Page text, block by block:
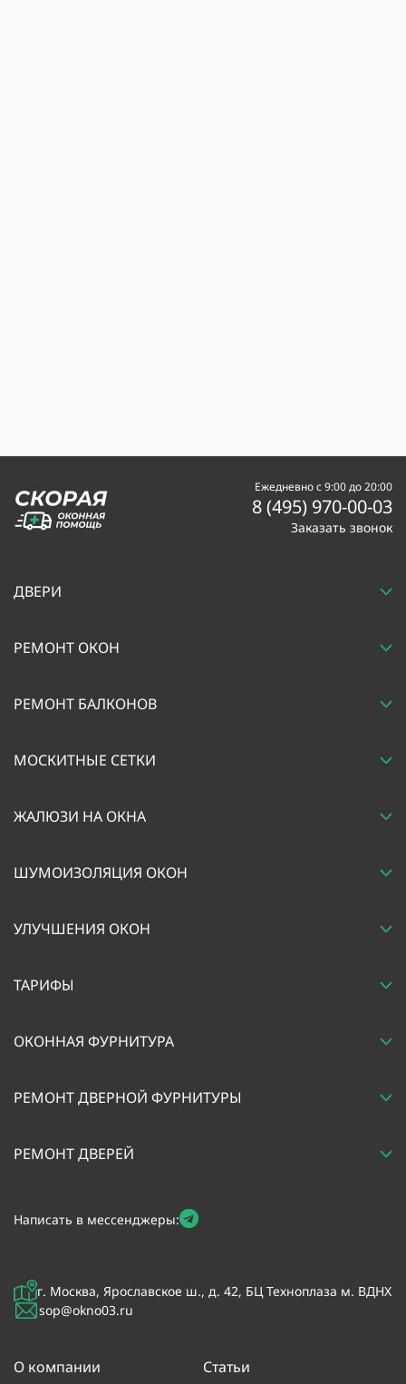
Ежедневно с 9:00 до 20:00
8 (495) 970-00-03
Заказать звонок
г. Москва, Ярославское ш., д. 42, БЦ Техноплаза м. ВДНХ
sop@okno03.ru
О компании Статьи
Написать в мессенджеры:
ДВЕРИ
РЕМОНТ ОКОН
РЕМОНТ БАЛКОНОВ
МОСКИТНЫЕ СЕТКИ
ЖАЛЮЗИ НА ОКНА
ШУМОИЗОЛЯЦИЯ ОКОН
УЛУЧШЕНИЯ ОКОН
ТАРИФЫ
ОКОННАЯ ФУРНИТУРА
РЕМОНТ ДВЕРНОЙ ФУРНИТУРЫ
РЕМОНТ ДВЕРЕЙ